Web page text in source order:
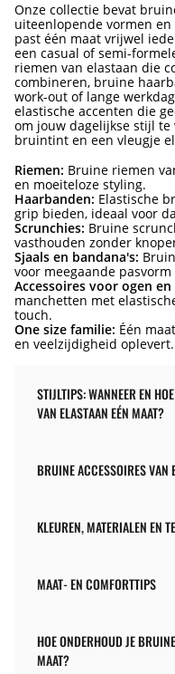
Onze collectie bevat
uiteenlopende vormen
past één maat vrijwel
een casual of semi-
riemen van elastaan die
combineren, bruine
work-out of lange
elastische accenten die
om jouw dagelijkse stijl
bruintint en een vleugje
Riemen: Bruine riemen
en moeiteloze styling.
Haarbanden: Elastische
grip bieden, ideaal voor
Scrunchies: Bruine
vasthouden zonder
Sjaals en bandana's:
voor meegaande
Accessoires voor ogen
manchetten met
touch.
One size familie: Één
en veelzijdigheid oplevert.
STIJLTIPS: WANNEER EN
VAN ELASTAAN EÉN MAAT?
BRUINE ACCESSOIRES VAN
KLEUREN, MATERIALEN EN
MAAT- EN COMFORTTIPS
HOE ONDERHOUD JE
MAAT?